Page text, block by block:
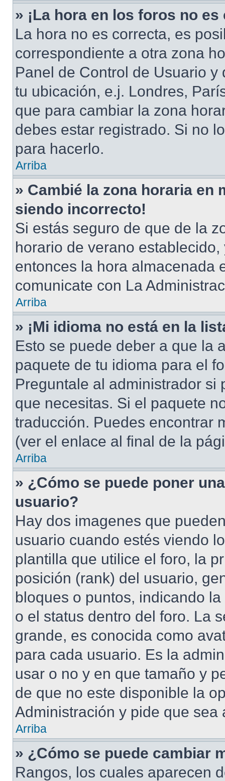
» ¡La hora en los foros no
La hora no es correcta, es
correspondiente a otra zona
Panel de Control de Usuario
tu ubicación, e.j. Londres,
que para cambiar la zona
debes estar registrado. Si no
para hacerlo.
Arriba
» Cambié la zona horaria en
siendo incorrecto!
Si estás seguro de que de la
horario de verano
entonces la hora almacenada
comunicate con La
Arriba
» ¡Mi idioma no está en la
Esto se puede deber a que la
paquete de tu idioma para el
Preguntale al administrador si
que necesitas. Si el paquete
traducción. Puedes encontrar
(ver el enlace al final de la
Arriba
» ¿Cómo se puede poner
usuario?
Hay dos imagenes que
usuario cuando estés viendo
plantilla que utilice el foro, la
posición (rank) del usuario,
bloques o puntos, indicando
o el status dentro del foro. La
grande, es conocida como
para cada usuario. Es la
usar o no y en que tamaño y
de que no este disponible la
Administración y pide que sea
Arriba
» ¿Cómo se puede cambiar
Rangos, los cuales aparecen